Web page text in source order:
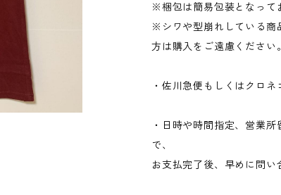
※梱包は簡易包装となって
※シワや型崩れしている商
方は購入をご遠慮ください。
・佐川急便もしくはクロネ
・日時や時間指定、営業
で、
お支払完了後、早めに問い